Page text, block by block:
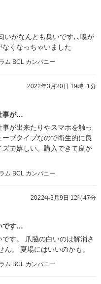
いがなんとも臭いです､､嗅が
くなっちゃいました
ム BCL カンパニー
2022年3月20日 19時11分
事が…
が出来たりやスマホを触っ
ブタイプなので衛生的に良
で嬉しい。購入できて良か
ム BCL カンパニー
2022年3月9日 12時47分
です…
す。 爪脇の白いのは解消さ
。 夏場にはいいのかも。
ム BCL カンパニー